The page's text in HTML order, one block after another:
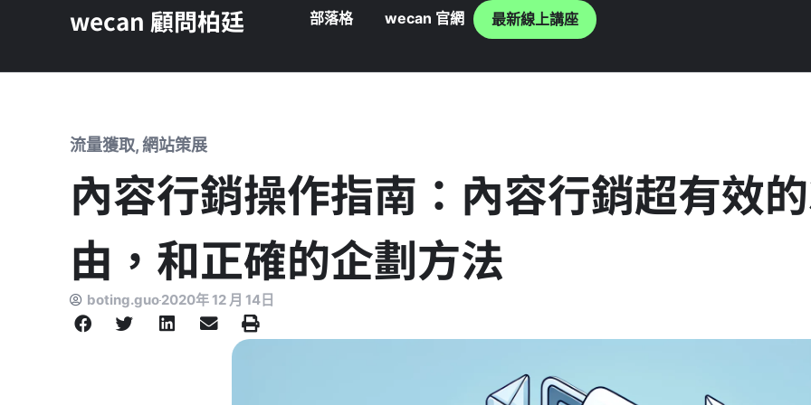
wecan 顧問柏廷 部落格 wecan 官網 最新線上講座
流量獲取,網站策展
內容行銷操作指南：內容行銷超有效
由，和正確的企劃方法
boting.guo2020年 12 月 14日